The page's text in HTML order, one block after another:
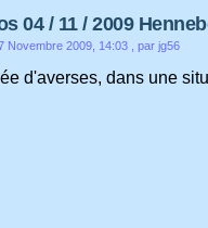
04 / 11 / 2009
Novembre 2009, 14:03 , par jg56
d'averses, dans une